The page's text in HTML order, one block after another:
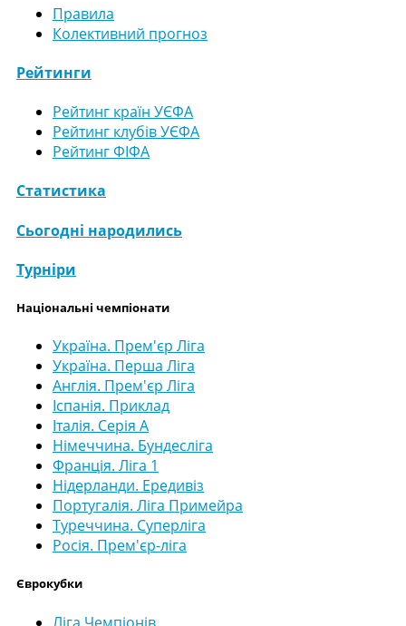
Правила
Колективний прогноз
Рейтинги
Рейтинг країн УЄФА
Рейтинг клубів УЄФА
Рейтинг ФІФА
Статистика
Сьогодні народились
Турніри
Національні чемпіонати
Україна. Прем'єр Ліга
Україна. Перша Ліга
Англія. Прем'єр Ліга
Іспанія. Приклад
Італія. Серія А
Німеччина. Бундесліга
Франція. Ліга 1
Нідерланди. Ередивіз
Португалія. Ліга Примейра
Туреччина. Суперліга
Росія. Прем'єр-ліга
Єврокубки
Ліга Чемпіонів